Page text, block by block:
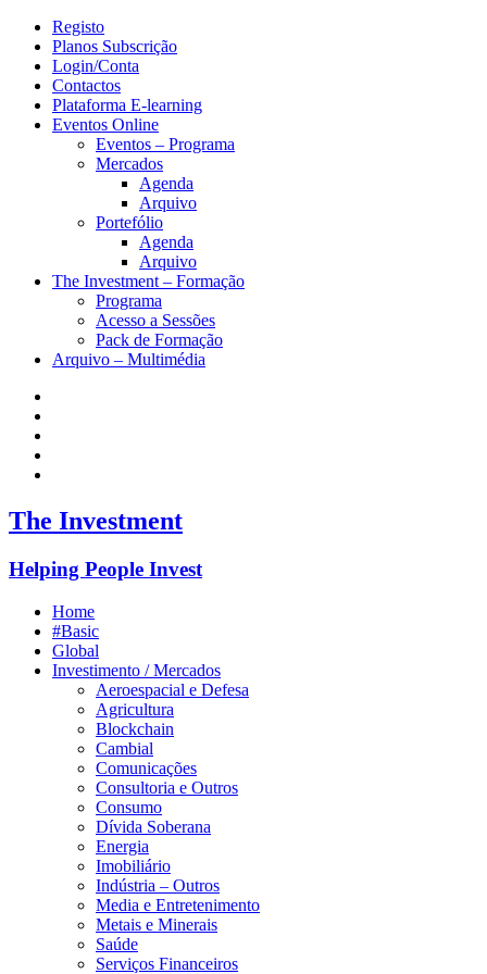
Registo
Planos Subscrição
Login/Conta
Contactos
Plataforma E-learning
Eventos Online
Eventos – Programa
Mercados
Agenda
Arquivo
Portefólio
Agenda
Arquivo
The Investment – Formação
Programa
Acesso a Sessões
Pack de Formação
Arquivo – Multimédia
The Investment
Helping People Invest
Home
#Basic
Global
Investimento / Mercados
Aeroespacial e Defesa
Agricultura
Blockchain
Cambial
Comunicações
Consultoria e Outros
Consumo
Dívida Soberana
Energia
Imobiliário
Indústria – Outros
Media e Entretenimento
Metais e Minerais
Saúde
Serviços Financeiros